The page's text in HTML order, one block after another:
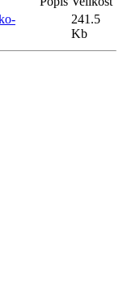
241.5
Kb